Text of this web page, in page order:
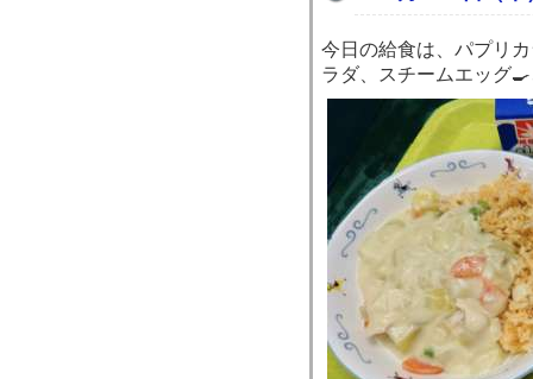
今日の給食は、パプリ
ラダ、スチームエッグ